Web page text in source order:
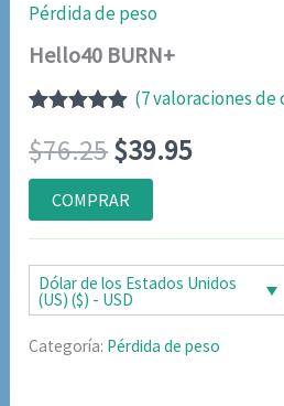
Pérdida de peso
Hello40 BURN+
con4.83de
5 en base
a
valoraciones
de clientes
(7valoraciones de
$76.25El
precio
original
era:
$76.25.
$39.95El
actual
es:
$39.95.
COMPRAR
Dólar de los Estados Unidos
(US) ($) - USD
Categoría: Pérdida de peso